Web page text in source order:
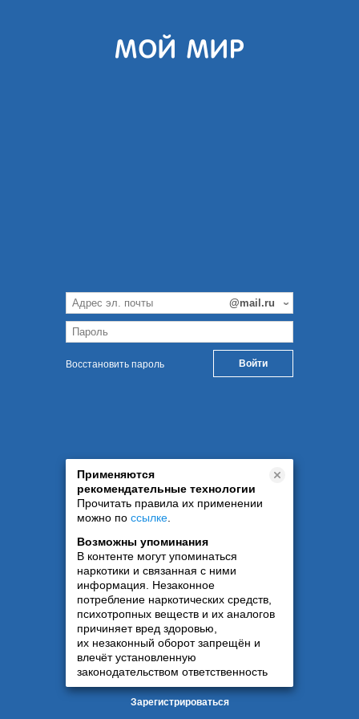
Восстановить пароль
Применяются
рекомендательные технологии
Прочитать правила их применении
можно по ссылке
Возможны упоминания
В контенте могут упоминаться
наркотики и связанная с ними
информация. Незаконное
потребление наркотических средств,
психотропных веществ и их аналогов
причиняет вред здоровью,
их незаконный оборот запрещён и
влечёт установленную
законодательством ответственность
Зарегистрироваться